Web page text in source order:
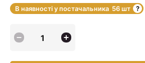
В наявності у постачальника 56 шт